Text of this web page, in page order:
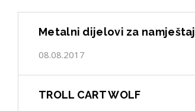
Metalni dijelovi za namještaj
08.08.2017
TROLL CART WOLF